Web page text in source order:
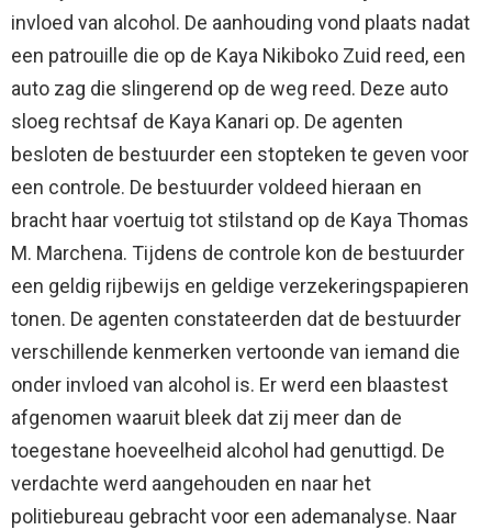
invloed van alcohol. De aanhouding vond plaats nadat
een patrouille die op de Kaya Nikiboko Zuid reed, een
auto zag die slingerend op de weg reed. Deze auto
sloeg rechtsaf de Kaya Kanari op. De agenten
besloten de bestuurder een stopteken te geven voor
een controle. De bestuurder voldeed hieraan en
bracht haar voertuig tot stilstand op de Kaya Thomas
M. Marchena. Tijdens de controle kon de bestuurder
een geldig rijbewijs en geldige verzekeringspapieren
tonen. De agenten constateerden dat de bestuurder
verschillende kenmerken vertoonde van iemand die
onder invloed van alcohol is. Er werd een blaastest
afgenomen waaruit bleek dat zij meer dan de
toegestane hoeveelheid alcohol had genuttigd. De
verdachte werd aangehouden en naar het
politiebureau gebracht voor een ademanalyse. Naar